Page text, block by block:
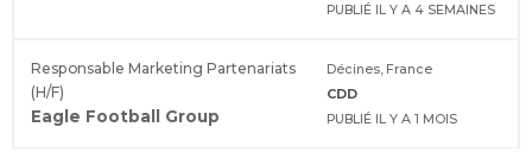
PUBLIÉ IL Y A 4 SEMAINES
Responsable Marketing Partenariats
(H/F)
Eagle Football Group
Décines, France
CDD
PUBLIÉ IL Y A 1 MOIS